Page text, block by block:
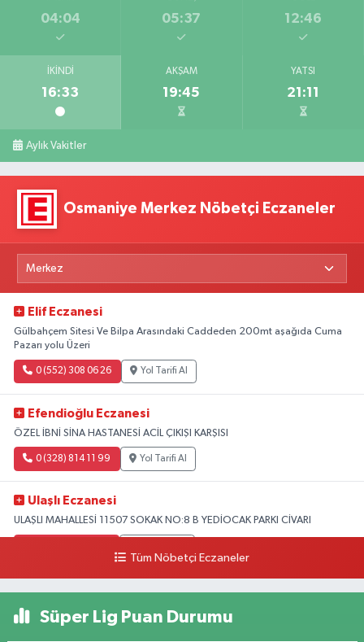
04:04 05:37 12:46
İKINDI
16:33
AKŞAM
19:45
YATSI
21:11
Aylık Vakitler
Osmaniye Merkez Nöbetçi Eczaneler
Elif Eczanesi
Gülbahçem Sitesi Ve Bilpa Arasındaki Caddeden 200mt aşağıda Cuma
Pazarı yolu Üzeri
0 (552) 308 06 26 Yol Tarifi Al
Efendioğlu Eczanesi
ÖZEL İBNİ SİNA HASTANESİ ACİL ÇIKIŞI KARŞISI
0 (328) 814 11 99 Yol Tarifi Al
Ulaşlı Eczanesi
ULAŞLI MAHALLESİ 11507 SOKAK NO:8 B YEDİOCAK PARKI CİVARI
Tüm Nöbetçi Eczaneler
Süper Lig Puan Durumu